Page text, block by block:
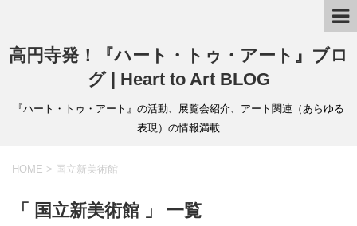
高円寺発！『ハート・トゥ・アート』ブロ
グ | Heart to Art BLOG
『ハート・トゥ・アート』の活動、展覧会紹介、アート関連（あらゆる
表現）の情報満載
HOME > 国立新美術館
「 国立新美術館 」 一覧